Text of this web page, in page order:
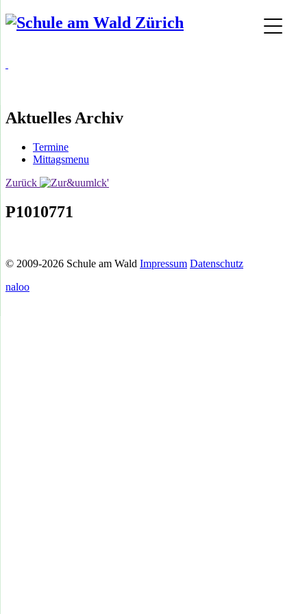
Aktuelles Archiv
Termine
Mittagsmenu
Zurück
P1010771
© 2009-2026 Schule am Wald Impressum Datenschutz
naloo